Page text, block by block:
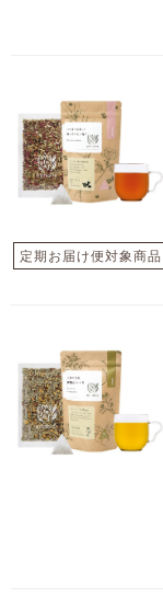
定期お届け便対象商品